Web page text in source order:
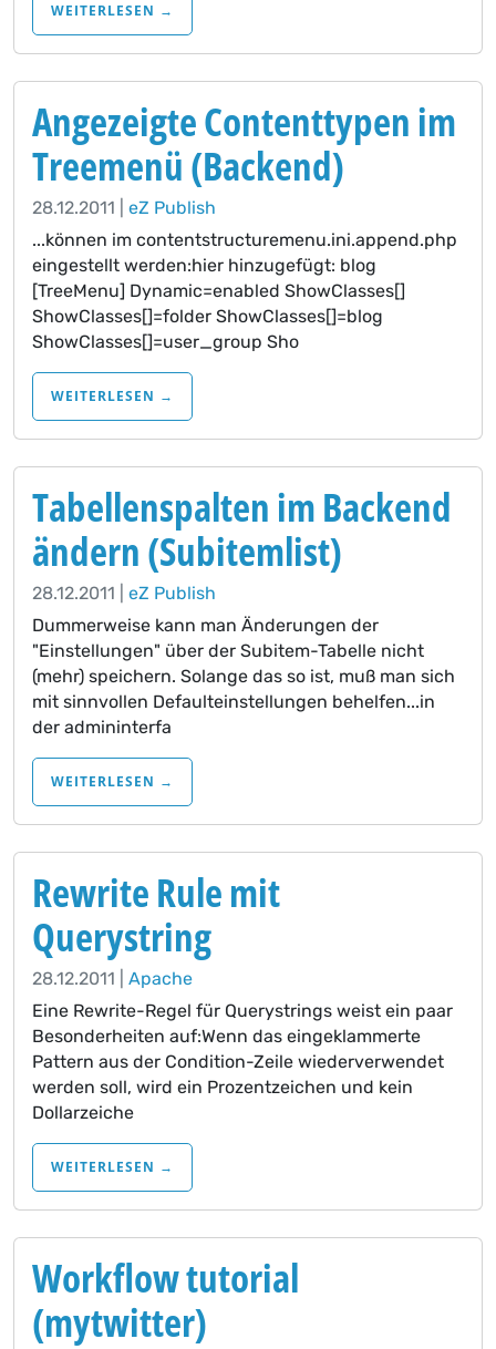
WEITERLESEN →
Angezeigte Contenttypen im
Treemenü (Backend)
28.12.2011 | eZ Publish
...können im contentstructuremenu.ini.append.php
eingestellt werden:hier hinzugefügt: blog
[TreeMenu] Dynamic=enabled ShowClasses[]
ShowClasses[]=folder ShowClasses[]=blog
ShowClasses[]=user_group Sho
WEITERLESEN →
Tabellenspalten im Backend
ändern (Subitemlist)
28.12.2011 | eZ Publish
Dummerweise kann man Änderungen der
"Einstellungen" über der Subitem-Tabelle nicht
(mehr) speichern. Solange das so ist, muß man sich
mit sinnvollen Defaulteinstellungen behelfen...in
der admininterfa
WEITERLESEN →
Rewrite Rule mit
Querystring
28.12.2011 | Apache
Eine Rewrite-Regel für Querystrings weist ein paar
Besonderheiten auf:Wenn das eingeklammerte
Pattern aus der Condition-Zeile wiederverwendet
werden soll, wird ein Prozentzeichen und kein
Dollarzeiche
WEITERLESEN →
Workflow tutorial
(mytwitter)